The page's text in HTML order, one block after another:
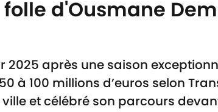
d'Ousmane
après une saison
à 100 millions d’euros selon
et célébré son parcours